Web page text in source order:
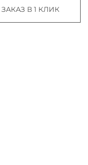
ЗАКАЗ В 1 КЛИК